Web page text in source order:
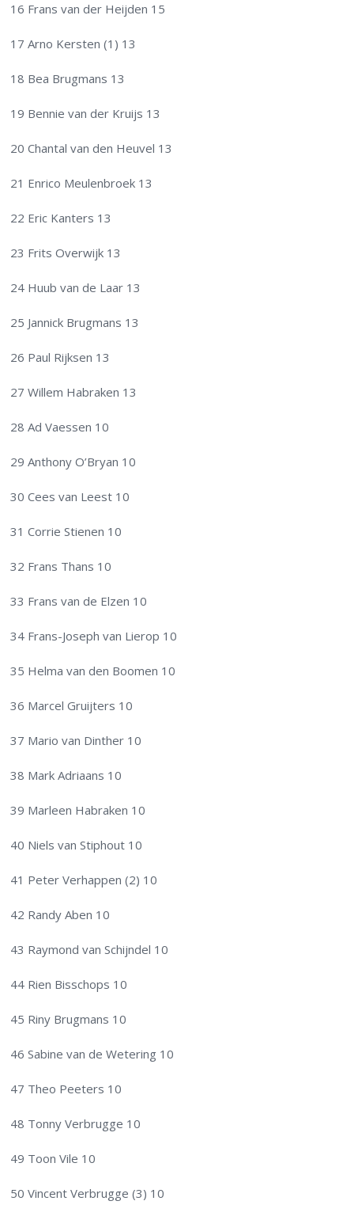
16 Frans van der Heijden 15
17 Arno Kersten (1) 13
18 Bea Brugmans 13
19 Bennie van der Kruijs 13
20 Chantal van den Heuvel 13
21 Enrico Meulenbroek 13
22 Eric Kanters 13
23 Frits Overwijk 13
24 Huub van de Laar 13
25 Jannick Brugmans 13
26 Paul Rijksen 13
27 Willem Habraken 13
28 Ad Vaessen 10
29 Anthony O’Bryan 10
30 Cees van Leest 10
31 Corrie Stienen 10
32 Frans Thans 10
33 Frans van de Elzen 10
34 Frans-Joseph van Lierop 10
35 Helma van den Boomen 10
36 Marcel Gruijters 10
37 Mario van Dinther 10
38 Mark Adriaans 10
39 Marleen Habraken 10
40 Niels van Stiphout 10
41 Peter Verhappen (2) 10
42 Randy Aben 10
43 Raymond van Schijndel 10
44 Rien Bisschops 10
45 Riny Brugmans 10
46 Sabine van de Wetering 10
47 Theo Peeters 10
48 Tonny Verbrugge 10
49 Toon Vile 10
50 Vincent Verbrugge (3) 10